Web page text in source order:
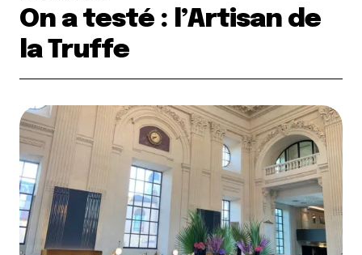
On a testé : l’Artisan de
la Truffe